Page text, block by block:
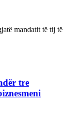
mandatit të tij të
tre